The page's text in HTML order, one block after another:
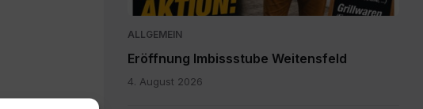
ALLGEMEIN
Eröffnung Imbissstube Weitensfeld
4. August 2026